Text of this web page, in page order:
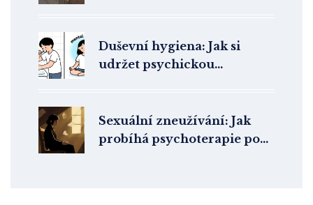
Duševní hygiena: Jak si
udržet psychickou
Sexuální zneužívání: Jak
probíhá psychoterapie po